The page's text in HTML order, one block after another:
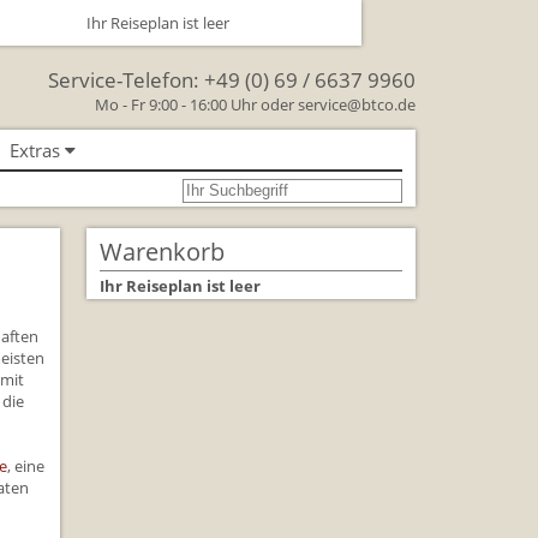
Service-Telefon: +49 (0) 69 / 6637 9960
Mo - Fr 9:00 - 16:00 Uhr oderservice@btco.de
Reise
& Figures
mit Hund
Sie eine Reise mit
in Großbritannien
Extras
Ihr Reiseplan ist leer
, eine
Warenkorb
Ihr Reiseplan ist leer